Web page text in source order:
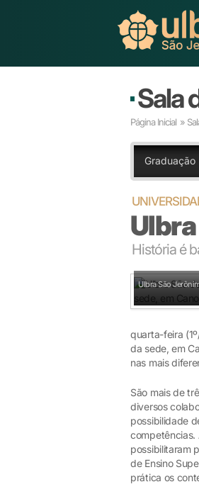
Sala
Página Inicial »
Graduação
História é
Ulbra São
quarta-feira
da sede, em
nas mais
São mais de
diversos
possibilidade
competências.
possibilitaram
de Ensino
prática os